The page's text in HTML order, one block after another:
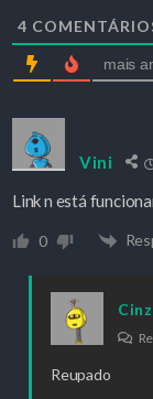
4
mais
Vini
Link n está
0
Reupado